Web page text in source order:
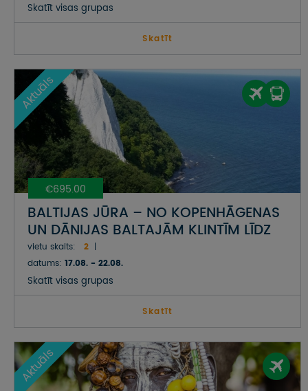
Skatīt visas grupas
Skatīt
€695.00
Aktuāls
BALTIJAS JŪRA – NO KOPENHĀGENAS
UN DĀNIJAS BALTAJĀM KLINTĪM LĪDZ
VĀCIJAS PIEKRASTES SALĀM UN
AUSTRUMPRŪSIJAI POLIJĀ
vietu skaits:
2
datums: 17.08. - 22.08.
Skatīt visas grupas
Skatīt
Aktuāls